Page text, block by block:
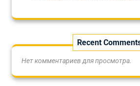
Recent
Нет комментариев для просмотра.